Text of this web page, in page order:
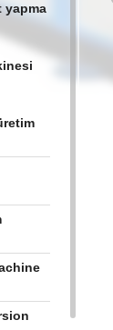
yapma